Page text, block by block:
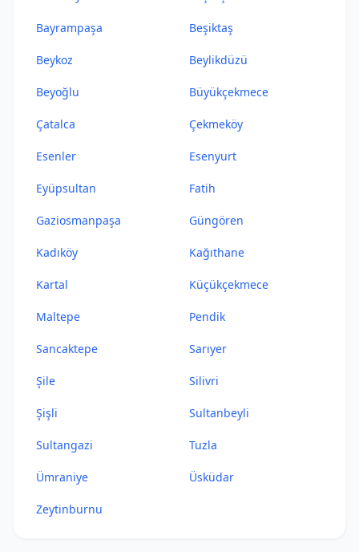
Bayrampaşa Beşiktaş
Beykoz Beylikdüzü
Beyoğlu Büyükçekmece
Çatalca Çekmeköy
Esenler Esenyurt
Eyüpsultan Fatih
Gaziosmanpaşa Güngören
Kadıköy Kağıthane
Kartal Küçükçekmece
Maltepe Pendik
Sancaktepe Sarıyer
Şile Silivri
Şişli Sultanbeyli
Sultangazi Tuzla
Ümraniye Üsküdar
Zeytinburnu